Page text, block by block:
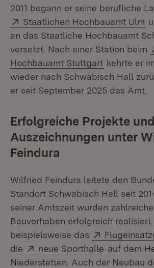
2011 begann er seine berufliche
Extern:
Staatlichen Hochbauamt Ulm
an das Staatliche Hochbauamt
versetzt. Nach einer Station beim
Hochbauamt Stuttgart (Öffnet in
kehrte er
wieder nach Schwäbisch Hall
er seit September 2025 das Amt.
Erfolgreiche Projekte und
Auszeichnungen unter
Feindura
Wilfried Feindura leitete den
Standort Schwäbisch Hall seit
seiner Amtszeit wurden
Bauvorhaben erfolgreich
beispielsweise das
Extern:
die
Extern:
neue Sporthalle (Öffnet in
auf dem
Niederstetten. Auch der Neubau